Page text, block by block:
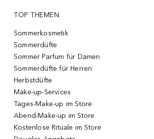
TOP THEMEN
Sommerkosmetik
Sommerdüfte
Sommer Parfum für Damen
Sommerdüfte für Herren
Herbstdüfte
Make-up-Services
Tages-Make-up im Store
Abend-Make-up im Store
Kostenlose Rituale im Store